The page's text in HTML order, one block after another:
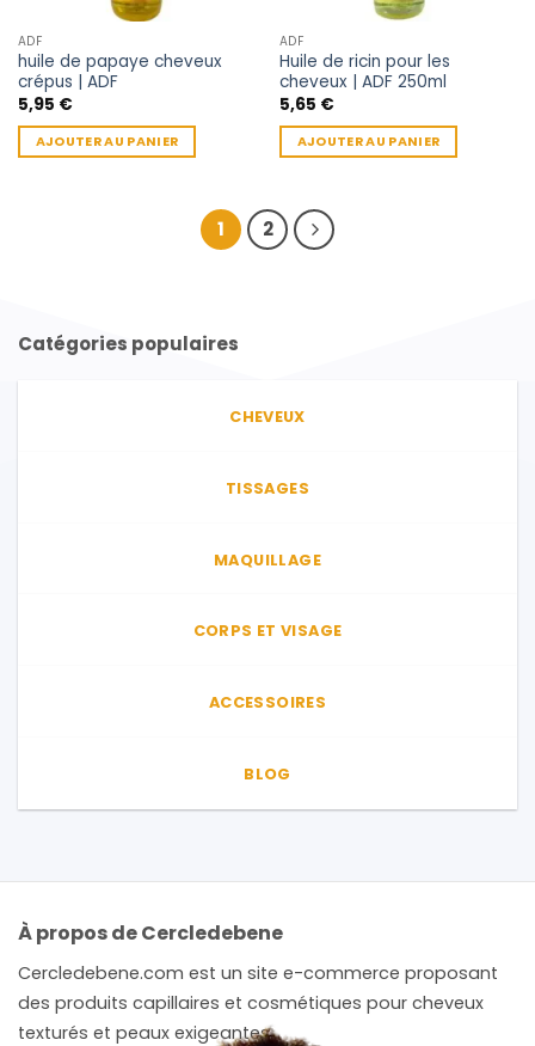
ADF
huile de papaye cheveux
crépus | ADF
5,95 €
AJOUTER AU PANIER
ADF
Huile de ricin pour les
cheveux | ADF 250ml
5,65 €
AJOUTER AU PANIER
1 2
Catégories populaires
CHEVEUX
TISSAGES
MAQUILLAGE
CORPS ET VISAGE
ACCESSOIRES
BLOG
À propos de Cercledebene
Cercledebene.com est un site e-commerce proposant
des produits capillaires et cosmétiques pour cheveux
texturés et peaux exigeantes.